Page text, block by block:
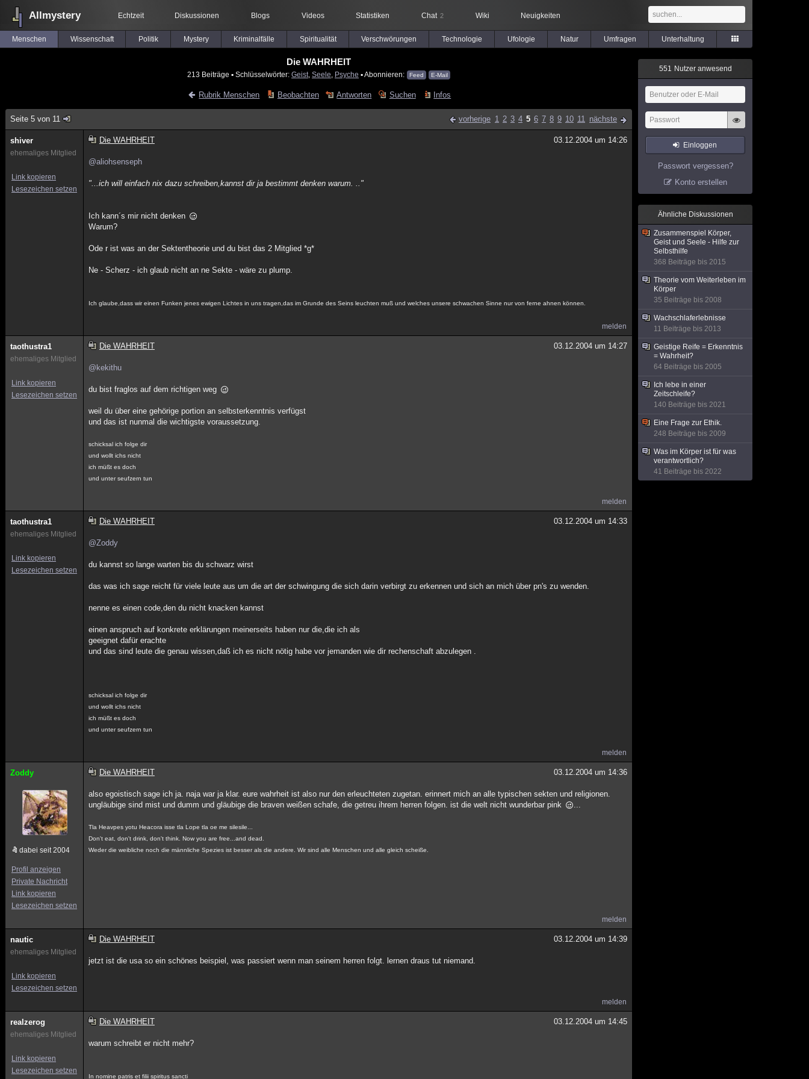
Allmystery Echtzeit Diskussionen Blogs Videos Statistiken Chat 2 Wiki Neuigkeiten
Menschen Wissenschaft Politik Mystery Kriminalfälle Spiritualität Verschwörungen Technologie Ufologie Natur Umfragen Unterhaltung
Die WAHRHEIT
213 Beiträge ▪ Schlüsselwörter: Geist Seele Psyche ▪ Abonnieren: Feed E-Mail
Rubrik Menschen Beobachten Antworten Suchen Infos
Seite 5 von 11 vorherige 1 2 3 4 5 6 7 8 9 10 11 nächste
shiver
ehemaliges Mitglied
Link kopieren
Lesezeichen setzen
Die WAHRHEIT 03.12.2004 um 14:26
@aliohsenseph
"...ich will einfach nix dazu schreiben,kannst dir ja bestimmt denken warum. .."
Ich kann´s mir nicht denken
Warum?
Ode r ist was an der Sektentheorie und du bist das 2 Mitglied *g*
Ne - Scherz - ich glaub nicht an ne Sekte - wäre zu plump.
Ich glaube,dass wir einen Funken jenes ewigen Lichtes in uns tragen,das im Grunde des Seins leuchten muß und welches unsere schwachen Sinne nur von ferne ahnen können.
melden
taothustra1
ehemaliges Mitglied
Link kopieren
Lesezeichen setzen
Die WAHRHEIT 03.12.2004 um 14:27
@kekithu
du bist fraglos auf dem richtigen weg
weil du über eine gehörige portion an selbsterkenntnis verfügst
und das ist nunmal die wichtigste voraussetzung.
schicksal ich folge dir
und wollt ichs nicht
ich müßt es doch
und unter seufzern tun
melden
taothustra1
ehemaliges Mitglied
Link kopieren
Lesezeichen setzen
Die WAHRHEIT 03.12.2004 um 14:33
@Zoddy
du kannst so lange warten bis du schwarz wirst
das was ich sage reicht für viele leute aus um die art der schwingung die sich darin verbirgt zu erkennen und sich an mich über pn's zu wenden.
nenne es einen code,den du nicht knacken kannst
einen anspruch auf konkrete erklärungen meinerseits haben nur die,die ich als
geeignet dafür erachte
und das sind leute die genau wissen,daß ich es nicht nötig habe vor jemanden wie dir rechenschaft abzulegen .
schicksal ich folge dir
und wollt ichs nicht
ich müßt es doch
und unter seufzern tun
melden
Zoddy
dabei seit 2004
Profil anzeigen
Private Nachricht
Link kopieren
Lesezeichen setzen
Die WAHRHEIT 03.12.2004 um 14:36
also egoistisch sage ich ja. naja war ja klar. eure wahrheit ist also nur den erleuchteten zugetan. erinnert mich an alle typischen sekten und religionen.
ungläubige sind mist und dumm und gläubige die braven weißen schafe, die getreu ihrem herren folgen. ist die welt nicht wunderbar pink
...
Tla Heavpes yotu Heacora isse tla Lope tla oe me silesile...
Don't eat, don't drink, don't think. Now you are free...and dead.
Weder die weibliche noch die männliche Spezies ist besser als die andere. Wir sind alle Menschen und alle gleich scheiße.
melden
nautic
ehemaliges Mitglied
Link kopieren
Lesezeichen setzen
Die WAHRHEIT 03.12.2004 um 14:39
jetzt ist die usa so ein schönes beispiel, was passiert wenn man seinem herren folgt. lernen draus tut niemand.
melden
realzerog
ehemaliges Mitglied
Link kopieren
Lesezeichen setzen
Die WAHRHEIT 03.12.2004 um 14:45
warum schreibt er nicht mehr?
In nomine patris et filii spiritus sancti
551 Nutzer anwesend
Einloggen
Passwort vergessen?
Konto erstellen
Ähnliche Diskussionen
Zusammenspiel Körper,
Geist und Seele - Hilfe zur
Selbsthilfe
368 Beiträge bis 2015
Theorie vom Weiterleben im
Körper
35 Beiträge bis 2008
Wachschlaferlebnisse
11 Beiträge bis 2013
Geistige Reife = Erkenntnis
= Wahrheit?
64 Beiträge bis 2005
Ich lebe in einer
Zeitschleife?
140 Beiträge bis 2021
Eine Frage zur Ethik.
248 Beiträge bis 2009
Was im Körper ist für was
verantwortlich?
41 Beiträge bis 2022